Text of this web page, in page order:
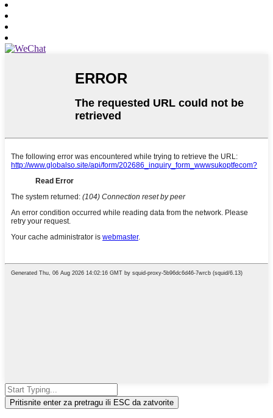
Pritisnite enter za pretragu ili ESC da zatvorite